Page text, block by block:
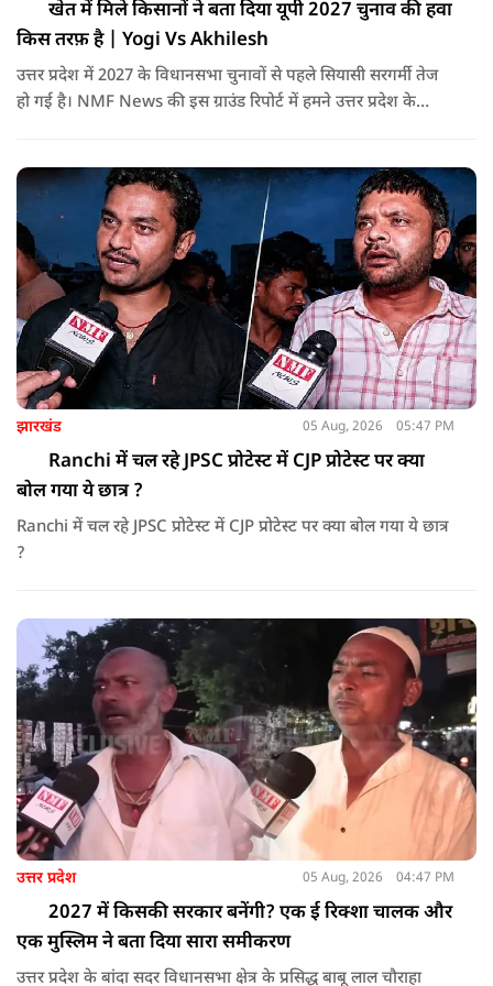
खेत में मिले किसानों ने बता दिया यूपी 2027 चुनाव की हवा
किस तरफ़ है | Yogi Vs Akhilesh
उत्तर प्रदेश में 2027 के विधानसभा चुनावों से पहले सियासी सरगर्मी तेज
हो गई है। NMF News की इस ग्राउंड रिपोर्ट में हमने उत्तर प्रदेश के
सरकार के विकास कार्यों, कानून-व्यवस्था, सड़क नेटवर्क और सुरक्षा
व्यवस्था को कैसे देखते हैं।
झारखंड 05 Aug, 2026 05:47 PM
Ranchi में चल रहे JPSC प्रोटेस्ट में CJP प्रोटेस्ट पर क्या
बोल गया ये छात्र ?
Ranchi में चल रहे JPSC प्रोटेस्ट में CJP प्रोटेस्ट पर क्या बोल गया ये छात्र
?
उत्तर प्रदेश 05 Aug, 2026 04:47 PM
2027 में किसकी सरकार बनेंगी? एक ई रिक्शा चालक और
एक मुस्लिम ने बता दिया सारा समीकरण
उत्तर प्रदेश के बांदा सदर विधानसभा क्षेत्र के प्रसिद्ध बाबू लाल चौराहा